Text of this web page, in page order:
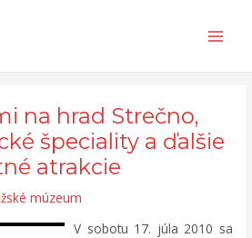
na hrad Strečno,
špeciality a ďalšie
atrakcie
múzeum
V sobotu 17. júla 2010 sa